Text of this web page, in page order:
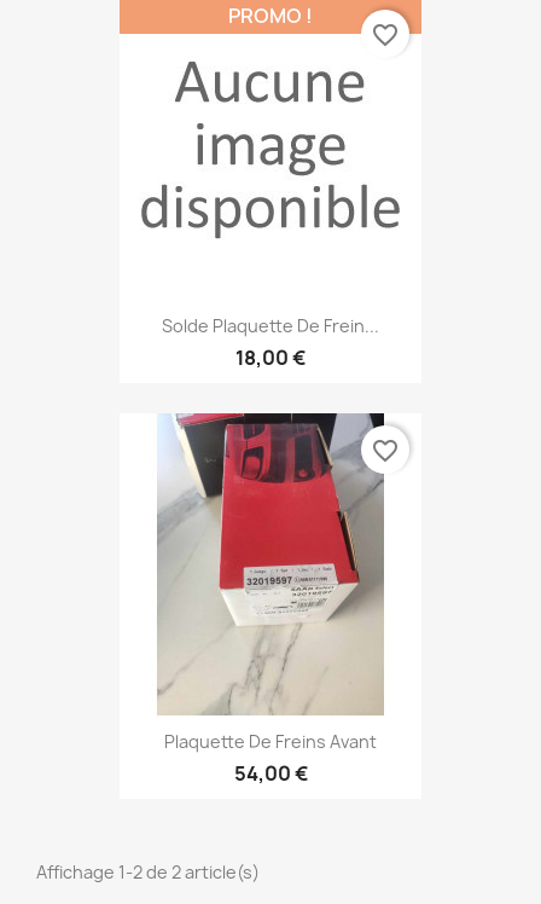
Solde Plaquette De Frein...
18,00 €
PROMO !
favorite_border
Plaquette De Freins Avant
54,00 €
favorite_border
Affichage 1-2 de 2 article(s)